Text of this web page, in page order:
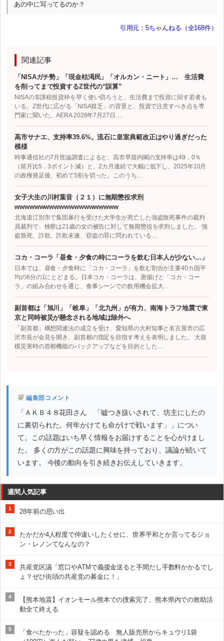
あの中に写ってるのか？
引用元：5ちゃんねる（全168件）
関連記事
「NISAガチ勢」「現金枯渇民」「オルカン・ニート」… 生活費
を削ってまで投資するZ世代の“誤算”
NISAの非課税投資枠を早く使い切ろうと、生活費まで投資に回す若者も
いる。Z世代に広がる「NISA貧乏」の背景と、投資で注意すべき点を専
門家に聞いた。AERA 2026年7月27日…
高市サナエ、支持率39.6%。流石に皇室典範改正はやり過ぎだった
模様
時事通信社の7月世論調査によると、高市早苗内閣の支持率は49．0％
（前月比5．3ポイント減）と、2カ月連続で大幅に低下し、2025年10月
の政権発足後、初めて5割を切った。このうち…
女子大生の川村葉音（２１）に無期懲役求刑
wwwwwwwwwwwwwwwwwwwww
北海道江別市で集団暴行を受けた大学生が死亡した強盗致死事件の裁判
員裁判で、検察は21歳の女の被告に対して無期懲役を求刑しました。 強
盗致死、詐欺、詐欺未遂、窃盗の罪に問われている…
コカ・コーラ「昼食・夕食の時にコーラを飲む日本人が少ない…」
日本では、昼食・夕食時に「コカ・コーラ」を飲む割合が主要40カ国平
均の6分の1にとどまる。日本コカ・コーラは、唐揚げと「コカ・コー
ラ」の組み合わせを通じ、食事シーンでの飲用機会拡大…
副首都は「旭川」「岐阜」「北九州」が有力、南海トラフ地震で東
京と同時被災が懸念される地域は除外へ
「副首都」構想関連法の成立を受け、愛知県の大村知事と名古屋市の広
沢市長が会見を開き、副首都の指定を目指す考えを表明しました。 大規
模災害時の首都機能のバックアップなどを目的とした…
編集部コメント
「ＡＫＢ４８花田さん 「嘘つき扱いされて、坊主にしたの
に裏切られた。何年かけても命がけで戦います」」につい
て。この話題はいち早く情報をお届けすることを心がけまし
た。 多くの方がこの話題に興味を持っており、議論が続いて
います。 今後の動向を引き続きお伝えしていきます。
週間人気記事
1 28年前の思い出
2
たかだか4人程度で仲違いしたくせに、世界平和とか言ってるジョ
ン・レノンてなんなの？
3
共産党区議「窓口やATMで義援金送ると手間だし手数料かかるでし
ょ？ぜひ街頭の共産党の募金に！」
4
【熊本地震】イオンモール熊本での捜索完了、熊本県内での救助活
動全て終える
5
「食べたかった」容疑を認める 無人販売所からキュウリ1袋